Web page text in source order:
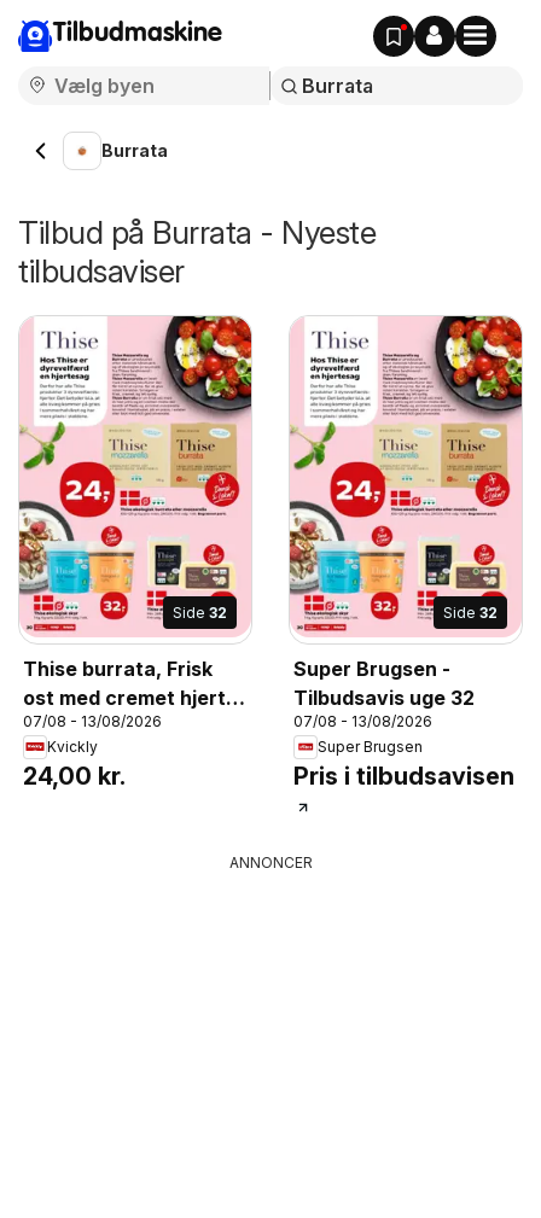
Tilbudmaskine
Burrata
Tilbud på Burrata - Nyeste
tilbudsaviser
Side 32
Thise burrata, Frisk
ost med cremet hjerte
af økologisk jersey
mælk
07/08 - 13/08/2026
Kvickly
24,00 kr.
Side 32
Super Brugsen -
Tilbudsavis uge 32
07/08 - 13/08/2026
Super Brugsen
Pris i tilbudsavisen
ANNONCER